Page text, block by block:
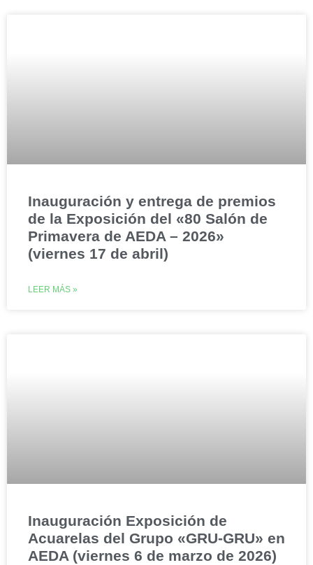
Inauguración y entrega de premios
de la Exposición del «80 Salón de
Primavera de AEDA – 2026»
(viernes 17 de abril)
LEER MÁS »
Inauguración Exposición de
Acuarelas del Grupo «GRU-GRU» en
AEDA (viernes 6 de marzo de 2026)